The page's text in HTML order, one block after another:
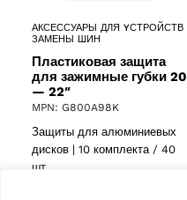
АКСЕССУАРЫ ДЛЯ YСТРОЙСТВ
ЗАМЕНЫ ШИН
Пластиковая защита
для зажимные губки 20
— 22″
MPN: G800A98K
Защиты для алюминиевых
дисков | 10 комплекта / 40
шт.